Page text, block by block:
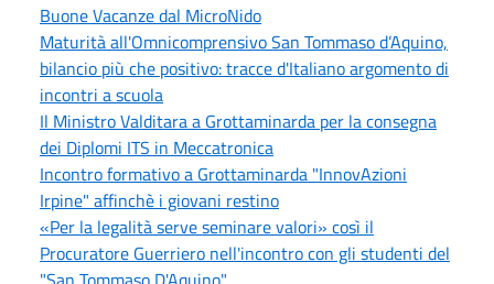
Buone Vacanze dal MicroNido
Maturità all'Omnicomprensivo San Tommaso d’Aquino,
bilancio più che positivo: tracce d'Italiano argomento di
incontri a scuola
Il Ministro Valditara a Grottaminarda per la consegna
dei Diplomi ITS in Meccatronica
Incontro formativo a Grottaminarda "InnovAzioni
Irpine" affinchè i giovani restino
«Per la legalità serve seminare valori» così il
Procuratore Guerriero nell'incontro con gli studenti del